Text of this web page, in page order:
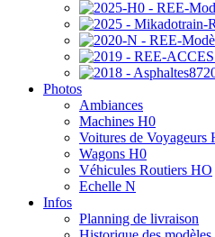
Photos
Ambiances
Machines H0
Voitures de Voyageurs
Wagons H0
Véhicules Routiers HO
Echelle N
Infos
Planning de livraison